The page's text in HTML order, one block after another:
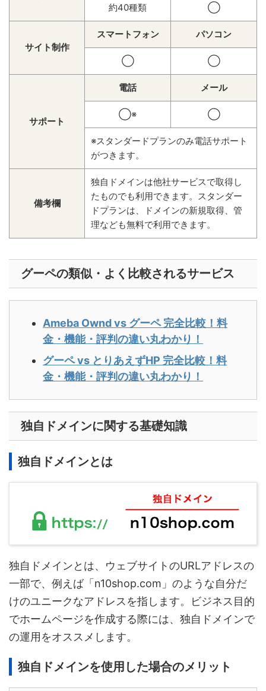
約40種類 ◯
サイト制作
スマートフォン パソコン
◯ ◯
サポート
電話 メール
◯※ ◯
※スタンダードプランのみ電話サポート
がつきます。
備考欄
独自ドメインは他社サービスで取得し
たものでも利用できます。スタンダー
ドプランは、ドメインの新規取得、管
理なども無料で利用できます。
グーペの類似・よく比較されるサービス
Ameba Ownd vs グーペ 完全比較！料
金・機能・評判の違い丸わかり！
グーペ vs とりあえずHP 完全比較！料
金・機能・評判の違い丸わかり！
独自ドメインに関する基礎知識
独自ドメインとは
独自ドメインとは、ウェブサイトのURLアドレスの
一部で、例えば「n10shop.com」のような自分だ
けのユニークなアドレスを指します。ビジネス目的
でホームページを作成する際には、独自ドメインで
の運用をオススメします。
独自ドメインを使用した場合のメリット